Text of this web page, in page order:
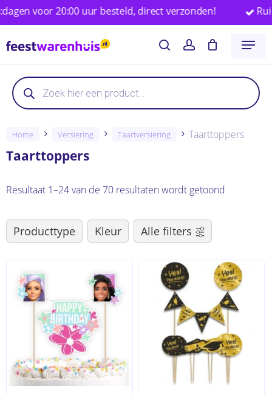
Skip
to
main
20:00 uur besteld, direct verzonden! Ruim
Producten
zoeken
searchaccount
Menu
Winkelwagen Close
Producten
zoeken
Home Versiering Taartversiering Taarttoppers
Taarttoppers
Resultaat 1–24 van de 70 resultaten wordt getoond
Producttype Kleur Alle filters